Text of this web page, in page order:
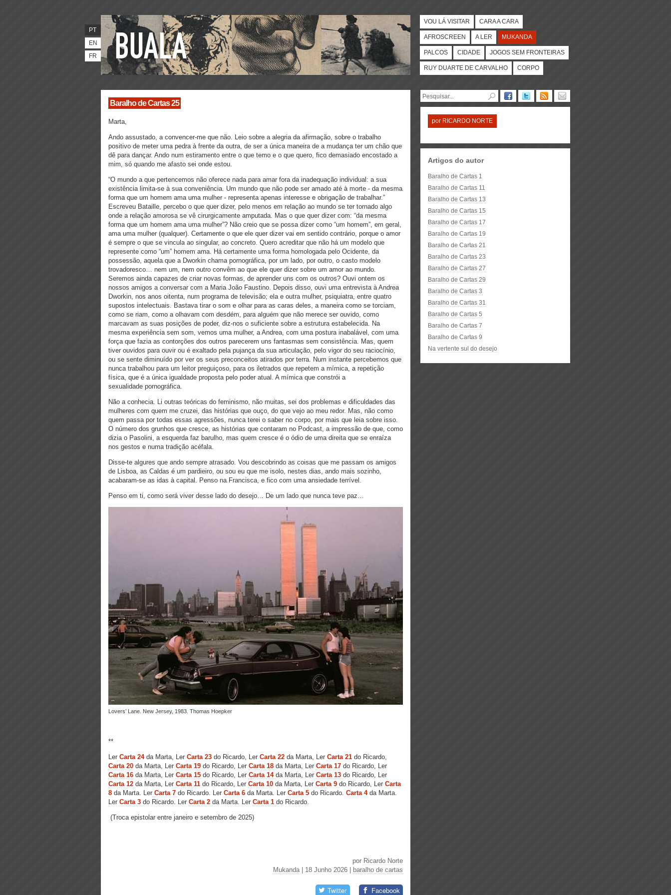
PT
EN
FR
VOU LÁ VISITAR CARA A CARA
AFROSCREEN A LER MUKANDA
PALCOS CIDADE JOGOS SEM FRONTEIRAS
RUY DUARTE DE CARVALHO CORPO
Baralho de Cartas 25
Marta,
Ando assustado, a convencer-me que não. Leio sobre a alegria da afirmação, sobre o trabalho
positivo de meter uma pedra à frente da outra, de ser a única maneira de a mudança ter um chão que
dê para dançar. Ando num estiramento entre o que temo e o que quero, fico demasiado encostado a
mim, só quando me afasto sei onde estou.
“O mundo a que pertencemos não oferece nada para amar fora da inadequação individual: a sua
existência limita-se à sua conveniência. Um mundo que não pode ser amado até à morte - da mesma
forma que um homem ama uma mulher - representa apenas interesse e obrigação de trabalhar.”
Escreveu Bataille, percebo o que quer dizer, pelo menos em relação ao mundo se ter tornado algo
onde a relação amorosa se vê cirurgicamente amputada. Mas o que quer dizer com: “da mesma
forma que um homem ama uma mulher”? Não creio que se possa dizer como “um homem”, em geral,
ama uma mulher (qualquer). Certamente o que ele quer dizer vai em sentido contrário, porque o amor
é sempre o que se vincula ao singular, ao concreto. Quero acreditar que não há um modelo que
represente como “um” homem ama. Há certamente uma forma homologada pelo Ocidente, da
possessão, aquela que a Dworkin chama pornográfica, por um lado, por outro, o casto modelo
trovadoresco… nem um, nem outro convêm ao que ele quer dizer sobre um amor ao mundo.
Seremos ainda capazes de criar novas formas, de aprender uns com os outros? Ouvi ontem os
nossos amigos a conversar com a Maria João Faustino. Depois disso, ouvi uma entrevista à Andrea
Dworkin, nos anos oitenta, num programa de televisão; ela e outra mulher, psiquiatra, entre quatro
supostos intelectuais. Bastava tirar o som e olhar para as caras deles, a maneira como se torciam,
como se riam, como a olhavam com desdém, para alguém que não merece ser ouvido, como
marcavam as suas posições de poder, diz-nos o suficiente sobre a estrutura estabelecida. Na
mesma experiência sem som, vemos uma mulher, a Andrea, com uma postura inabalável, com uma
força que fazia as contorções dos outros parecerem uns fantasmas sem consistência. Mas, quem
tiver ouvidos para ouvir ou é exaltado pela pujança da sua articulação, pelo vigor do seu raciocínio,
ou se sente diminuído por ver os seus preconceitos atirados por terra. Num instante percebemos que
nunca trabalhou para um leitor preguiçoso, para os iletrados que repetem a mímica, a repetição
física, que é a única igualdade proposta pelo poder atual. A mímica que constrói a
sexualidade pornográfica.
Não a conhecia. Li outras teóricas do feminismo, não muitas, sei dos problemas e dificuldades das
mulheres com quem me cruzei, das histórias que ouço, do que vejo ao meu redor. Mas, não como
quem passa por todas essas agressões, nunca terei o saber no corpo, por mais que leia sobre isso.
O número dos grunhos que cresce, as histórias que contaram no Podcast, a impressão de que, como
dizia o Pasolini, a esquerda faz barulho, mas quem cresce é o ódio de uma direita que se enraíza
nos gestos e numa tradição acéfala.
Disse-te algures que ando sempre atrasado. Vou descobrindo as coisas que me passam os amigos
de Lisboa, as Caldas é um pardieiro, ou sou eu que me isolo, nestes dias, ando mais sozinho,
acabaram-se as idas à capital. Penso na Francisca, e fico com uma ansiedade terrível.
Penso em ti, como será viver desse lado do desejo… De um lado que nunca teve paz…
Lovers’ Lane. New Jersey, 1983. Thomas Hoepker
**
Ler Carta 24da Marta, Ler Carta 23 do Ricardo, Ler Carta 22 da Marta, Ler Carta 21 do Ricardo,
Carta 20 da Marta, Ler Carta 19 do Ricardo, Ler Carta 18 da Marta, Ler Carta 17 do Ricardo, Ler
Carta 16 da Marta, Ler Carta 15 do Ricardo, Ler Carta 14 da Marta, Ler Carta 13 do Ricardo, Ler
Carta 12 da Marta, Ler Carta 11 do Ricardo, Ler Carta 10 da Marta, Ler Carta 9 do Ricardo, Ler Carta
8 da Marta. Ler Carta 7 do Ricardo. Ler Carta 6 da Marta. Ler Carta 5 do Ricardo. Carta 4da Marta.
Ler Carta 3 do Ricardo. Ler Carta 2 da Marta. Ler Carta 1 do Ricardo.
(Troca epistolar entre janeiro e setembro de 2025)
por Ricardo Norte
Mukanda| 18 Junho 2026 baralho de cartas
Twitter Facebook
por RICARDO NORTE
Artigos do autor
Baralho de Cartas 1
Baralho de Cartas 11
Baralho de Cartas 13
Baralho de Cartas 15
Baralho de Cartas 17
Baralho de Cartas 19
Baralho de Cartas 21
Baralho de Cartas 23
Baralho de Cartas 27
Baralho de Cartas 29
Baralho de Cartas 3
Baralho de Cartas 31
Baralho de Cartas 5
Baralho de Cartas 7
Baralho de Cartas 9
Na vertente sul do desejo